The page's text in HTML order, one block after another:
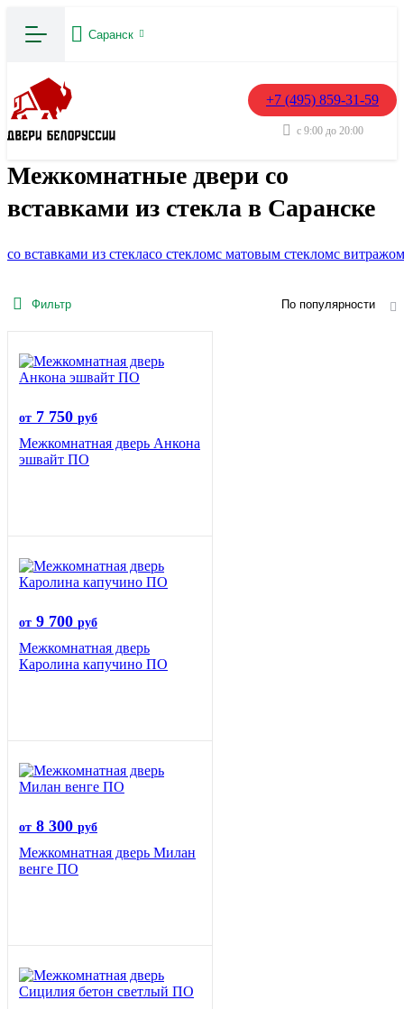
Саранск
+7 (495) 859-31-59
с 9:00 до 20:00
Межкомнатные двери со
вставками из стекла в Саранске
со вставками из стекласо стекломс матовым стекломс витражом
Фильтр По популярности
от 7 750 руб
Межкомнатная дверь Анкона
эшвайт ПО
от 9 700 руб
Межкомнатная дверь
Каролина капучино ПО
от 8 300 руб
Межкомнатная дверь Милан
венге ПО